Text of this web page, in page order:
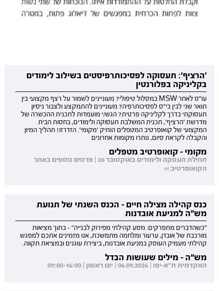
'הרציף': תעסוקה לפסיכותרפיסטים בשילוב לימודים
בקליניקה בפלורנטין
עו"ס לאחר MSW במסלול טיפולי? מעוניינים לשמור על רצף מקצועי בין
תואר שני לבין בי"ס לפסיכותרפיה? מעוניינים להתמקצע ולצבור ניסיון
תעסוקתי בדרך לקליניקה פרטית? הגש/י מועמדות לתכנית ההכשרה של
מדרשת 'הרציף', תכנית המשלבת תעסוקה ולימודים, בחסות הבית
המקצועי של קואופרטיב המטפלים הותיק 'מקומי'. הזדרזו! תהליך המיון
והקבלה לקראת סיום, נותרו מקומות אחרונים
מקומי - קואופרטיב מטפלים
תחילת העסקה ולימודים באוקטובר 26 | פרטים נוספים באתר
הקואופרטיב >>
כנס קהילה מצילה חיים - הכנס השנתי של תנועת
מש"ה למניעת אובדנות
"כשהדברים מתפרקים: מסע קהילתי מפירוק לבנייה" - בתוך מציאות
מורכבת של אובדן, ערעור ומלחמה מתמשכת, אנו מזמינים אתכם למפגש
קהילתי מעמיק העוסק במניעת אובדנות, ביצירת עוגנים ובמציאת תקווה.
מש"ה - מילים שעושות הבדל
האקדמית ת"א-יפו | 06.09.2026 | יום ראשון | 09:00-16:00